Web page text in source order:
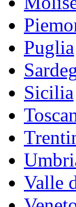
Puglia
Sicilia
Valle